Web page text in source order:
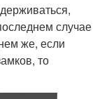
случае
же, если
то